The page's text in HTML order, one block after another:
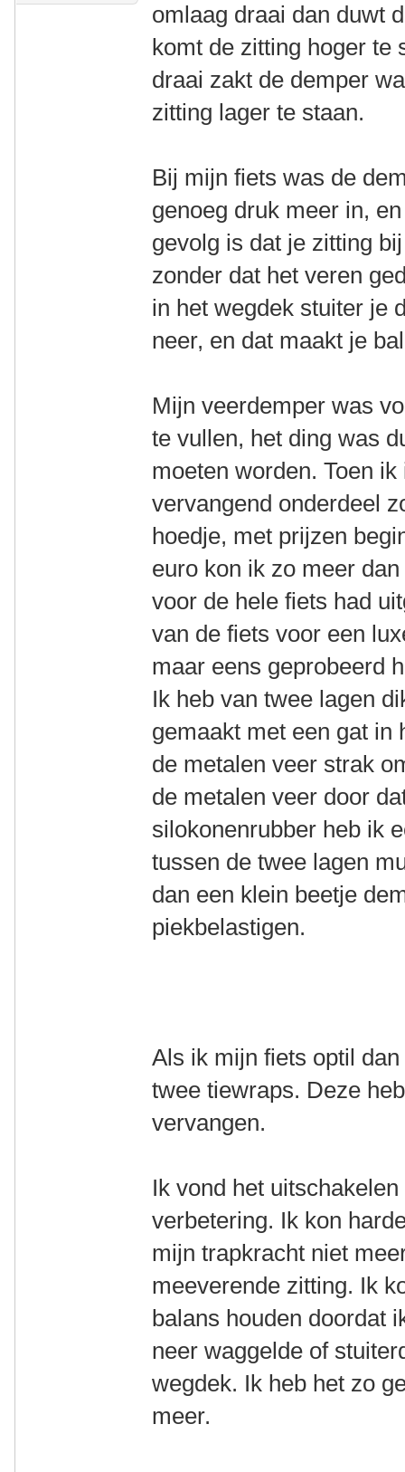
omlaag draai dan duwt
komt de zitting hoger te
draai zakt de demper
zitting lager te staan.
Bij mijn fiets was de
genoeg druk meer in,
gevolg is dat je zitting
zonder dat het veren
in het wegdek stuiter je
neer, en dat maakt je
Mijn veerdemper was
te vullen, het ding was
moeten worden. Toen
vervangend onderdeel
hoedje, met prijzen
euro kon ik zo meer
voor de hele fiets had
van de fiets voor een
maar eens geprobeerd
Ik heb van twee lagen
gemaakt met een gat in
de metalen veer strak
de metalen veer door
silokonenrubber heb ik
tussen de twee lagen
dan een klein beetje
piekbelastigen.
Als ik mijn fiets optil
twee tiewraps. Deze
vervangen.
Ik vond het
verbetering. Ik kon
mijn trapkracht niet
meeverende zitting. Ik
balans houden doordat
neer waggelde of
wegdek. Ik heb het zo
meer.